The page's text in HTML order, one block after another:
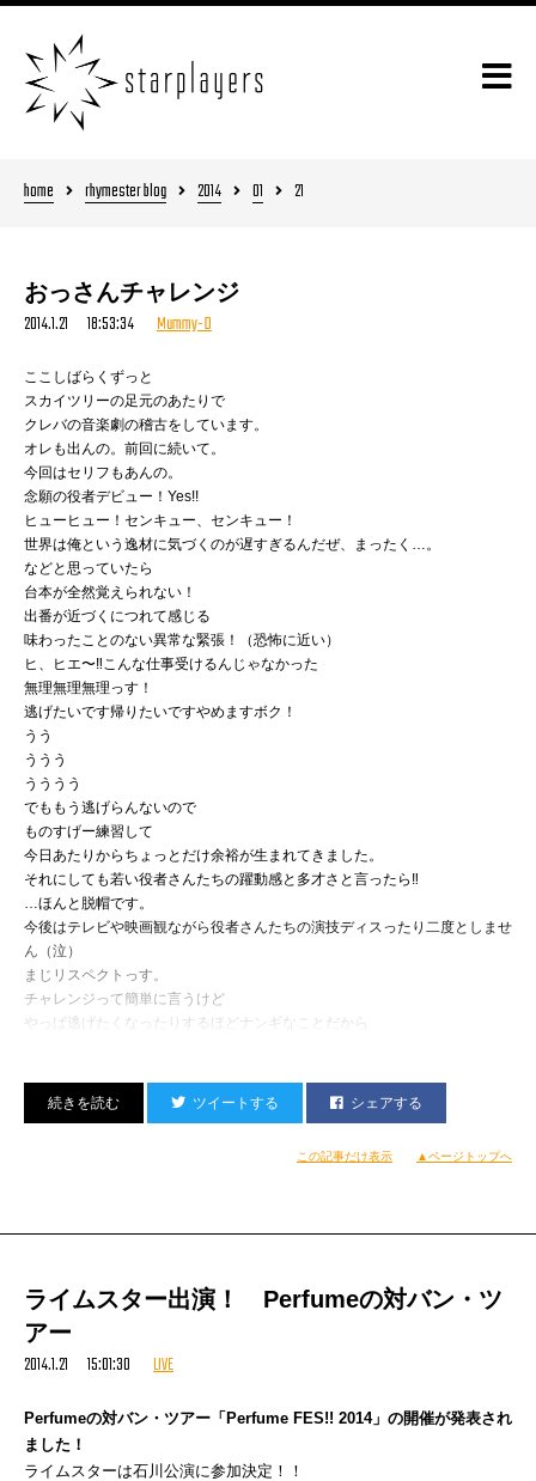
home rhymester blog 2014 01 21
おっさんチャレンジ
2014.1.21 18:53:34 Mummy-D
ここしばらくずっと
スカイツリーの足元のあたりで
クレバの音楽劇の稽古をしています。
オレも出んの。前回に続いて。
今回はセリフもあんの。
念願の役者デビュー！Yes!!
ヒューヒュー！センキュー、センキュー！
世界は俺という逸材に気づくのが遅すぎるんだぜ、まったく…。
などと思っていたら
台本が全然覚えられない！
出番が近づくにつれて感じる
味わったことのない異常な緊張！（恐怖に近い）
ヒ、ヒエ〜‼︎こんな仕事受けるんじゃなかった
無理無理無理っす！
逃げたいです帰りたいですやめますボク！
うう
ううう
うううう
でももう逃げらんないので
ものすげー練習して
今日あたりからちょっとだけ余裕が生まれてきました。
それにしても若い役者さんたちの躍動感と多才さと言ったら‼︎
…ほんと脱帽です。
今後はテレビや映画観ながら役者さんたちの演技ディスったり二度としませ
ん（泣）
まじリスペクトっす。
チャレンジって簡単に言うけど
やっぱ逃げたくなったりするほどナンギなことだから
そっかあ、こんな気分になるから世の中には頑張れソングがいっぱいあるの
いやー、しんどい。
ツイートする シェアする
この記事だけ表示 ▲ページトップへ
ライムスター出演！ Perfumeの対バン・ツ
アー
2014.1.21 15:01:30 LIVE
Perfumeの対バン・ツアー「Perfume FES!! 2014」の開催が発表され
ました！
ライムスターは石川公演に参加決定！！